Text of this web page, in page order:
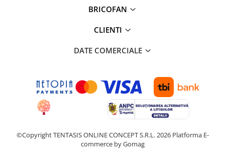
Aparate de spalat cu presiune si
Accesorii aparatele de spalat cu
Aparate de spalat cu presiune
Articole si accesorii pentru baie
Baterii baie
Baterii bucatarie
Baterii electrice
BRICOFAN
CLIENTI
DATE COMERCIALE
©Copyright TENTASIS ONLINE CONCEPT S.R.L. 2026 Platforma E-
commerce by Gomag